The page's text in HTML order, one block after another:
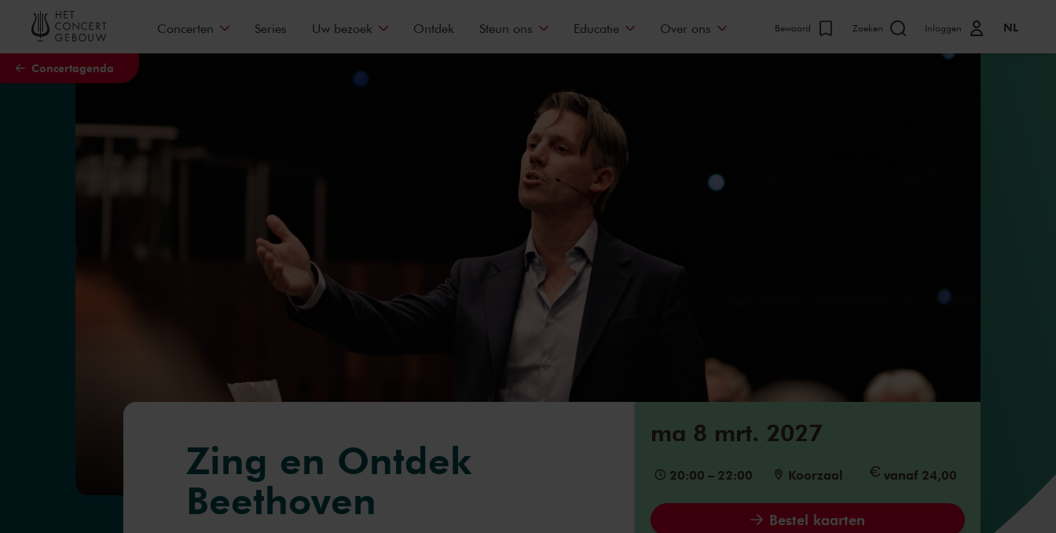
Naar hoofdcontent
Concertagenda
Concerten Series Uw bezoek Ontdek Steun ons Educatie Over ons Bewaard Zoeken Inloggen NL
ma 8 mrt. 2027
20:00 – 22:00 Koorzaal vanaf 24,00
Bestel kaarten
Zing en Ontdek
Beethoven